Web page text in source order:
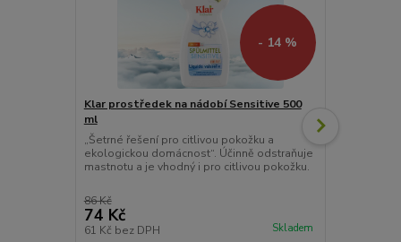
- 14 %
Klar prostředek na nádobí Sensitive 500
ml
„Šetrné řešení pro citlivou pokožku a
ekologickou domácnost“. Účinně odstraňuje
mastnotu a je vhodný i pro citlivou pokožku.
86 Kč
74 Kč
61 Kč bez DPH Skladem